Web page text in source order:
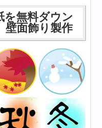
無料ダウン
面飾り製作